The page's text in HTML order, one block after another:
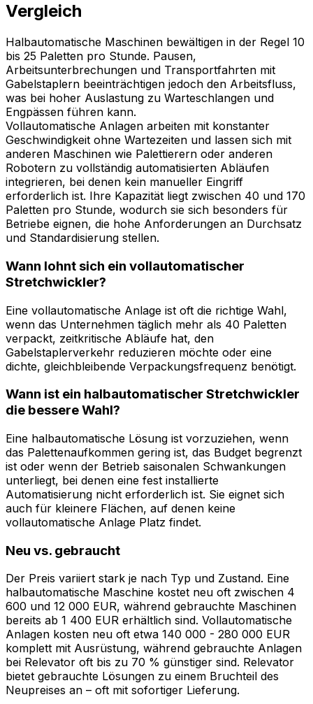
Vergleich
Halbautomatische Maschinen bewältigen in der Regel 10
bis 25 Paletten pro Stunde. Pausen,
Arbeitsunterbrechungen und Transportfahrten mit
Gabelstaplern beeinträchtigen jedoch den Arbeitsfluss,
was bei hoher Auslastung zu Warteschlangen und
Engpässen führen kann.
Vollautomatische Anlagen arbeiten mit konstanter
Geschwindigkeit ohne Wartezeiten und lassen sich mit
anderen Maschinen wie Palettierern oder anderen
Robotern zu vollständig automatisierten Abläufen
integrieren, bei denen kein manueller Eingriff
erforderlich ist. Ihre Kapazität liegt zwischen 40 und 170
Paletten pro Stunde, wodurch sie sich besonders für
Betriebe eignen, die hohe Anforderungen an Durchsatz
und Standardisierung stellen.
Wann lohnt sich ein vollautomatischer
Stretchwickler?
Eine vollautomatische Anlage ist oft die richtige Wahl,
wenn das Unternehmen täglich mehr als 40 Paletten
verpackt, zeitkritische Abläufe hat, den
Gabelstaplerverkehr reduzieren möchte oder eine
dichte, gleichbleibende Verpackungsfrequenz benötigt.
Wann ist ein halbautomatischer Stretchwickler
die bessere Wahl?
Eine halbautomatische Lösung ist vorzuziehen, wenn
das Palettenaufkommen gering ist, das Budget begrenzt
ist oder wenn der Betrieb saisonalen Schwankungen
unterliegt, bei denen eine fest installierte
Automatisierung nicht erforderlich ist. Sie eignet sich
auch für kleinere Flächen, auf denen keine
vollautomatische Anlage Platz findet.
Neu vs. gebraucht
Der Preis variiert stark je nach Typ und Zustand. Eine
halbautomatische Maschine kostet neu oft zwischen 4
600 und 12 000 EUR, während gebrauchte Maschinen
bereits ab 1 400 EUR erhältlich sind. Vollautomatische
Anlagen kosten neu oft etwa 140 000 - 280 000 EUR
komplett mit Ausrüstung, während gebrauchte Anlagen
bei Relevator oft bis zu 70 % günstiger sind. Relevator
bietet gebrauchte Lösungen zu einem Bruchteil des
Neupreises an – oft mit sofortiger Lieferung.